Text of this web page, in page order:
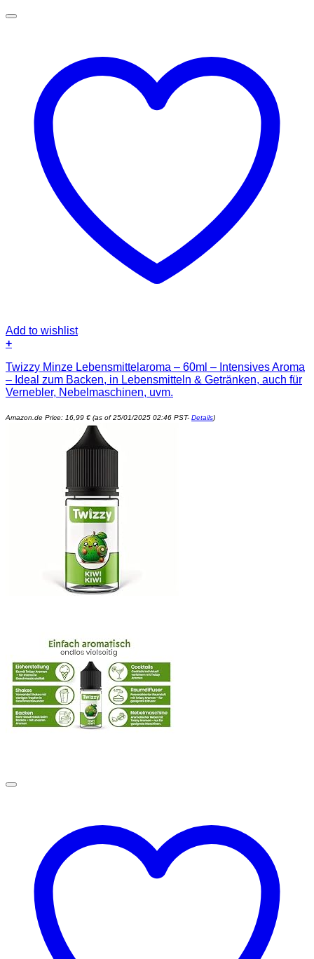
Add to wishlist
+
Twizzy Minze Lebensmittelaroma – 60ml – Intensives Aroma
– Ideal zum Backen, in Lebensmitteln & Getränken, auch für
Vernebler, Nebelmaschinen, uvm.
Amazon.de Price: 16,99 € (as of 25/01/2025 02:46 PST- Details)